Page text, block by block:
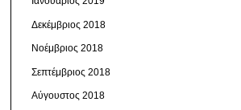
Δεκέμβριος 2018
Νοέμβριος 2018
Σεπτέμβριος 2018
Αύγουστος 2018